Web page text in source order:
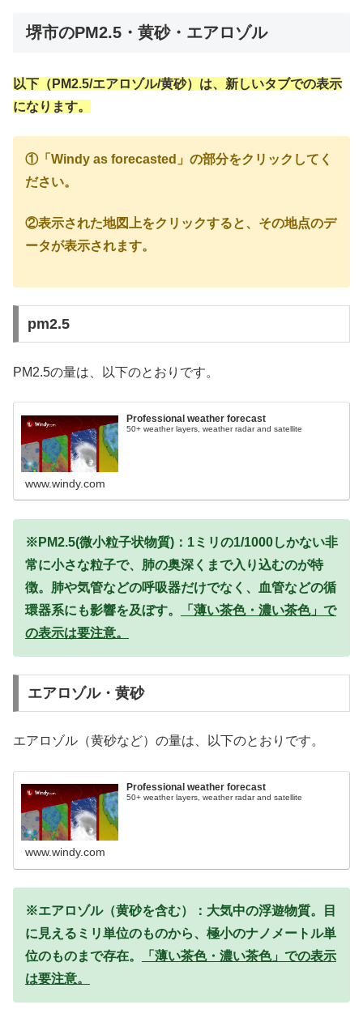
堺市のPM2.5・黄砂・エアロゾル
以下（PM2.5/エアロゾル/黄砂）は、新しいタブでの表示
になります。
①「Windy as forecasted」の部分をクリックしてく
ださい。
②表示された地図上をクリックすると、その地点のデ
ータが表示されます。
pm2.5
PM2.5の量は、以下のとおりです。
Professional weather forecast
50+ weather layers, weather radar and satellite
www.windy.com
※PM2.5(微小粒子状物質)：1ミリの1/1000しかない非
常に小さな粒子で、肺の奥深くまで入り込むのが特
徴。肺や気管などの呼吸器だけでなく、血管などの循
環器系にも影響を及ぼす。
「薄い茶色・濃い茶色」で
の表示は要注意。
エアロゾル・黄砂
エアロゾル（黄砂など）の量は、以下のとおりです。
Professional weather forecast
50+ weather layers, weather radar and satellite
www.windy.com
※エアロゾル（黄砂を含む）：大気中の浮遊物質。目
に見えるミリ単位のものから、極小のナノメートル単
位のものまで存在。
「薄い茶色・濃い茶色」での表示
は要注意。